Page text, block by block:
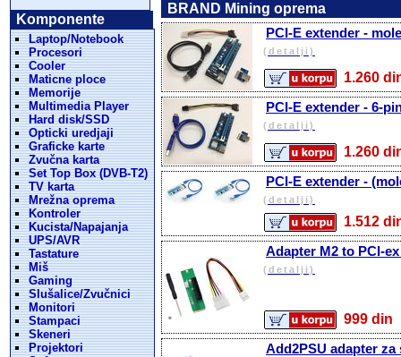
Komponente
Laptop/Notebook
Procesori
Cooler
Maticne ploce
Memorije
Multimedia Player
Hard disk/SSD
Opticki uredjaji
Graficke karte
Zvučna karta
Set Top Box (DVB-T2)
TV karta
Mrežna oprema
Kontroler
Kucista/Napajanja
UPS/AVR
Tastature
Miš
Gaming
Slušalice/Zvučnici
Monitori
Stampaci
Skeneri
Projektori
BRAND Mining oprema
PCI-E extender -
(detalji)
1.260
PCI-E extender - 6-
(detalji)
1.260
PCI-E extender -
(detalji)
1.512
Adapter M2 to PCI-
(detalji)
999
Add2PSU adapter